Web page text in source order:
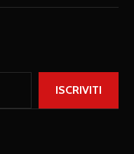
ISCRIVITI